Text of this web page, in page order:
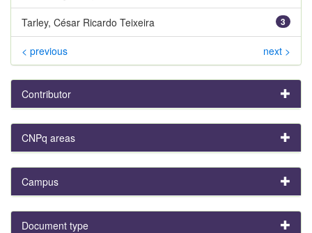
3
Tarley, César Ricardo Teixeira
< previous next >
Contributor
CNPq areas
Campus
Document type